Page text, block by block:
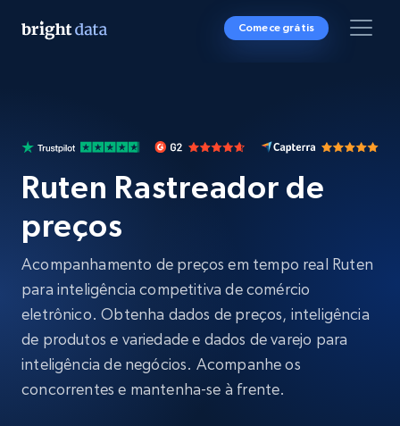
Comece grátis
Ruten Rastreador de
preços
Acompanhamento de preços em tempo real Ruten
para inteligência competitiva de comércio
eletrônico. Obtenha dados de preços, inteligência
de produtos e variedade e dados de varejo para
inteligência de negócios. Acompanhe os
concorrentes e mantenha-se à frente.